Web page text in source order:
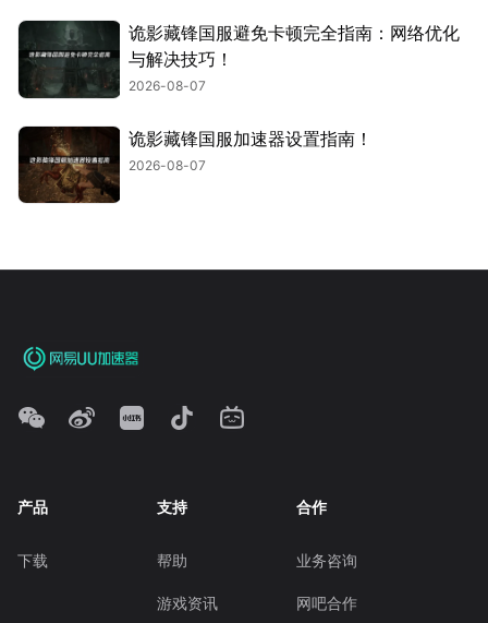
诡影藏锋国服避免卡顿完全指南：网络优化
与解决技巧！
2026-08-07
诡影藏锋国服加速器设置指南！
2026-08-07
产品
下载
支持
帮助
游戏资讯
合作
业务咨询
网吧合作